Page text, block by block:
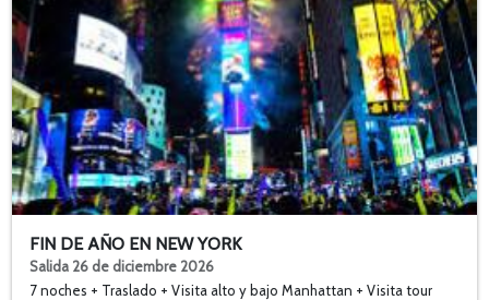
FIN DE AÑO EN NEW YORK
Salida 26 de diciembre 2026
7 noches + Traslado + Visita alto y bajo Manhattan + Visita tour